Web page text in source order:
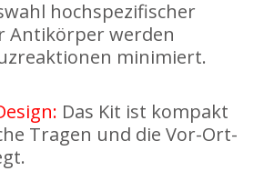
hochspezifischer
Antikörper werden
minimiert.
Das Kit ist kompakt
Tragen und die Vor-Ort-